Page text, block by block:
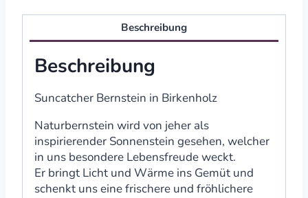
Beschreibung
Beschreibung
Suncatcher Bernstein in Birkenholz
Naturbernstein wird von jeher als
inspirierender Sonnenstein gesehen, welcher
in uns besondere Lebensfreude weckt.
Er bringt Licht und Wärme ins Gemüt und
schenkt uns eine frischere und fröhlichere